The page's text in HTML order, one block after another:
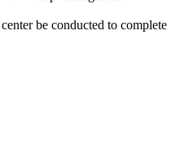
be conducted to complete